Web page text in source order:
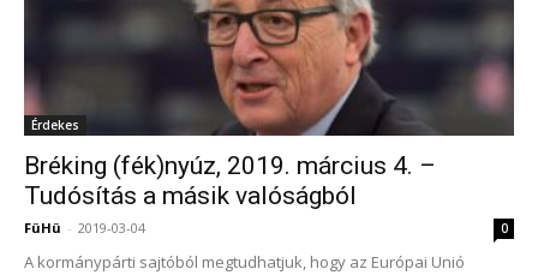
Érdekes
Bréking (fék)nyúz, 2019. március 4. –
Tudósítás a másik valóságból
FüHü - 2019-03-04 0
A kormánypárti sajtóból megtudhatjuk, hogy az Európai Unió